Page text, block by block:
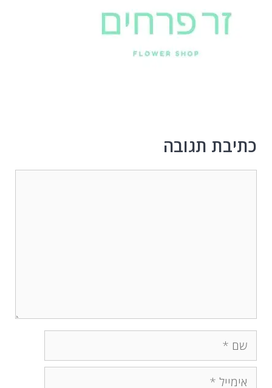
כתיבת תגובה
שם
אימייל